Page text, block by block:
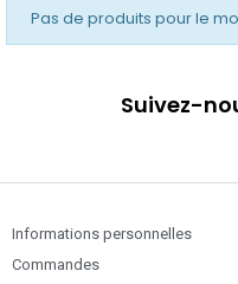
Pas de produits pour le
Suivez-
Informations personnelles
Commandes